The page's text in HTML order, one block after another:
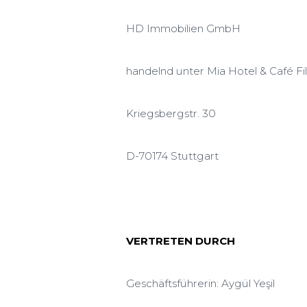
HD Immobilien GmbH
handelnd unter Mia Hotel & Café
Kriegsbergstr. 30
D-70174 Stuttgart
VERTRETEN DURCH
Geschäftsführerin: Aygül Yeşil